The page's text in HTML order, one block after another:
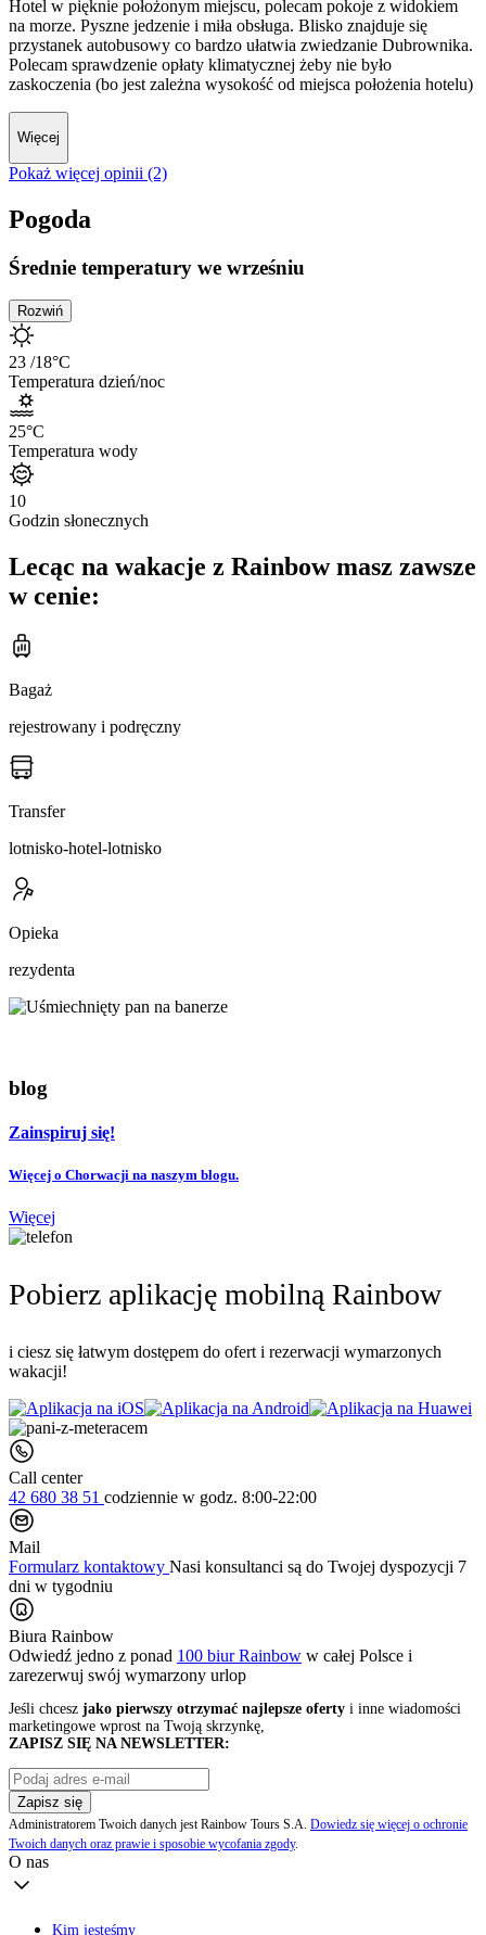
Hotel w pięknie położonym miejscu, polecam pokoje z widokiem
na morze. Pyszne jedzenie i miła obsługa. Blisko znajduje się
przystanek autobusowy co bardzo ułatwia zwiedzanie Dubrownika.
Polecam sprawdzenie opłaty klimatycznej żeby nie było
zaskoczenia (bo jest zależna wysokość od miejsca położenia hotelu)
Więcej
Pokaż więcej opinii (2)
Pogoda
Średnie temperatury we wrześniu
Rozwiń
23 /18°C
Temperatura dzień/noc
25°C
Temperatura wody
10
Godzin słonecznych
Lecąc na wakacje z Rainbow masz zawsze
w cenie:
Bagaż
rejestrowany i podręczny
Transfer
lotnisko-hotel-lotnisko
Opieka
rezydenta
blog
Zainspiruj się!
Więcej o Chorwacji na naszym blogu.
Więcej
Pobierz aplikację mobilną Rainbow
i ciesz się łatwym dostępem do ofert i rezerwacji wymarzonych
wakacji!
Call center
42 680 38 51 codziennie w godz. 8:00-22:00
Mail
Formularz kontaktowy Nasi konsultanci są do Twojej dyspozycji 7
dni w tygodniu
Biura Rainbow
Odwiedź jedno z ponad 100 biur Rainbow w całej Polsce i
zarezerwuj swój wymarzony urlop
Jeśli chcesz jako pierwszy otrzymać najlepsze oferty i inne wiadomości
marketingowe wprost na Twoją skrzynkę,
ZAPISZ SIĘ NA NEWSLETTER:
Zapisz się
Administratorem Twoich danych jest Rainbow Tours S.A. Dowiedz się więcej o ochronie
Twoich danych oraz prawie i sposobie wycofania zgody.
O nas
Kim jesteśmy